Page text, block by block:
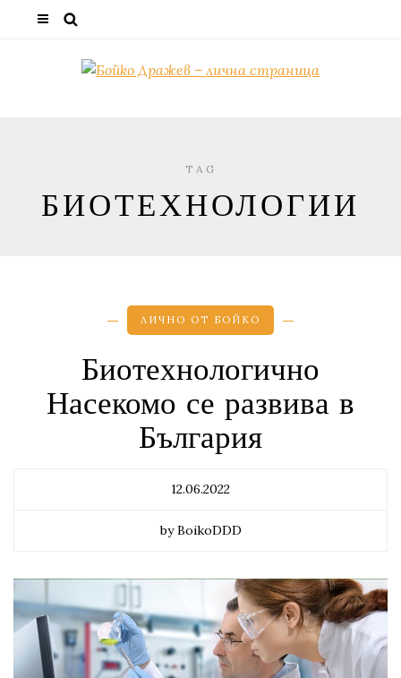
TAG
БИОТЕХНОЛОГИИ
ЛИЧНО ОТ БОЙКО
Биотехнологично
Насекомо се развива в
България
12.06.2022
by BoikoDDD